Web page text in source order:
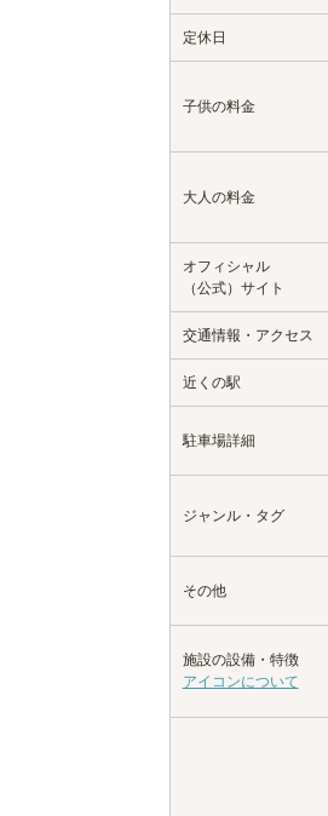
定休日
子供の料金
大人の料金
オフィシャル
（公式）サイト
交通情報・アクセス
近くの駅
駐車場詳細
ジャンル・タグ
その他
施設の設備・特徴
アイコンについて